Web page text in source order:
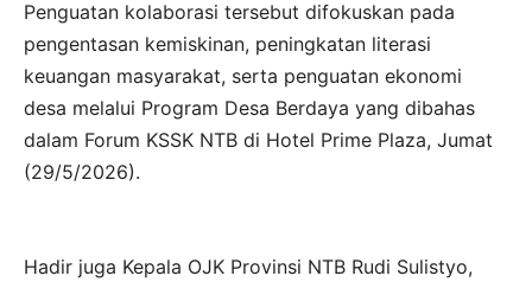
Penguatan kolaborasi tersebut difokuskan pada
pengentasan kemiskinan, peningkatan literasi
keuangan masyarakat, serta penguatan ekonomi
desa melalui Program Desa Berdaya yang dibahas
dalam Forum KSSK NTB di Hotel Prime Plaza, Jumat
(29/5/2026).
Hadir juga Kepala OJK Provinsi NTB Rudi Sulistyo,